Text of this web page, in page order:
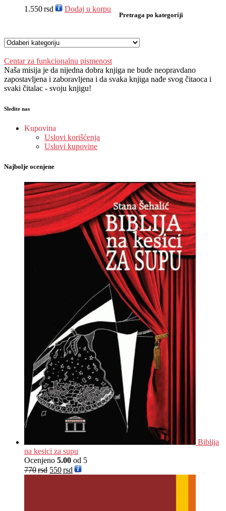
1.550rsd Dodaj u korpu
Pretraga po kategoriji
Centar za funkcionalnu pismenost
Naša misija je da nijedna dobra knjiga ne bude neopravdano
zapostavljena i zaboravljena i da svaka knjiga nađe svog čitaoca i
svaki čitalac - svoju knjigu!
Sledite nas
Kupovina
Uslovi korišćenja
Uslovi kupovine
Najbolje ocenjene
Biblija
na kesici za supu
Ocenjeno 5.00 od 5
770rsd 550rsd